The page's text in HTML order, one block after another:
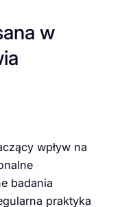
w
wpływ na
badania
praktyka